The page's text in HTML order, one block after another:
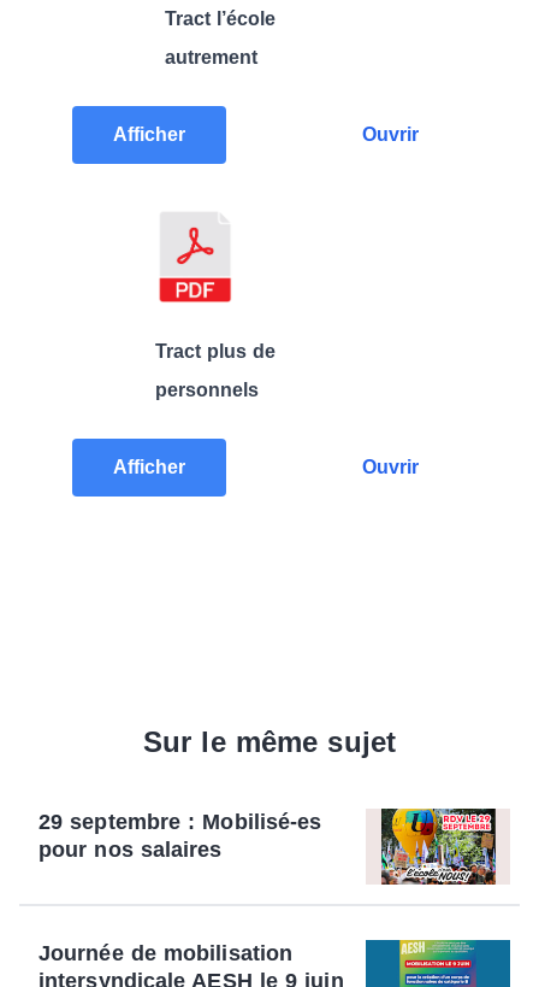
Tract l’école
autrement
Afficher Ouvrir
Tract plus de
personnels
Afficher Ouvrir
Sur le même sujet
29 septembre : Mobilisé-es
pour nos salaires
Journée de mobilisation
intersyndicale AESH le 9 juin